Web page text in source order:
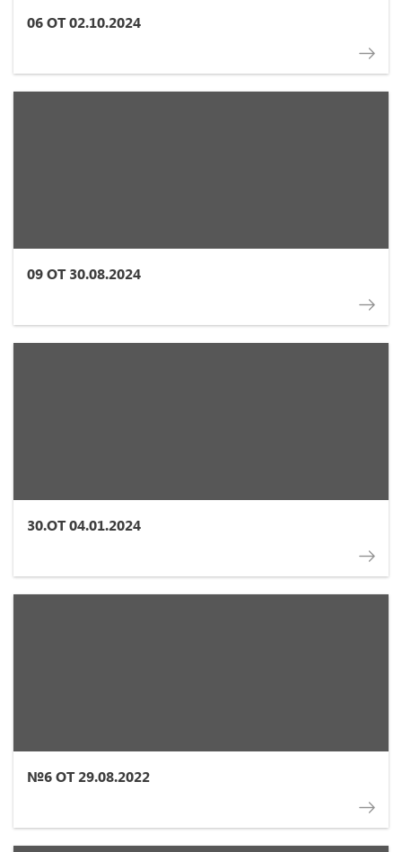
06 ОТ 02.10.2024
09 ОТ 30.08.2024
30.ОТ 04.01.2024
№6 ОТ 29.08.2022